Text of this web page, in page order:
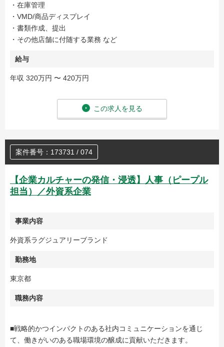
・在庫管理
・VMD/商品ディスプレイ
・書類作成、提出
・その他店舗に付随する業務 など
給与
年収 320万円 〜 420万円
この求人を見る
案件番号：173731 / 074
【企業カルチャーの発信・浸透】人事（ピープル
担当）／外資系企業
事業内容
外資系ラグジュアリーブランド
勤務地
東京都
職務内容
■戦略的かつインパクトのある社内コミュニケーションを通じ
て、働きがいのある職場環境の醸成に貢献いただきます。